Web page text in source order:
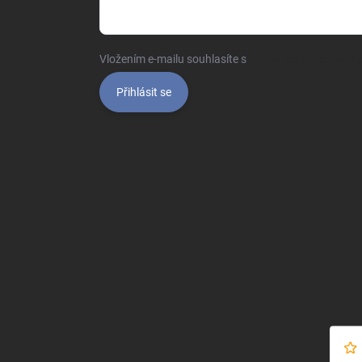
Vložením e-mailu souhlasíte s
Přihlásit se